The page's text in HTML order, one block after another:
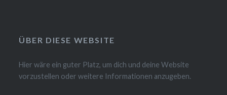
ÜBER DIESE WEBSITE
Hier wäre ein guter Platz, um dich und deine Website
vorzustellen oder weitere Informationen anzugeben.